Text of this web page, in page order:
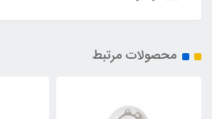
محصولات مرتبط